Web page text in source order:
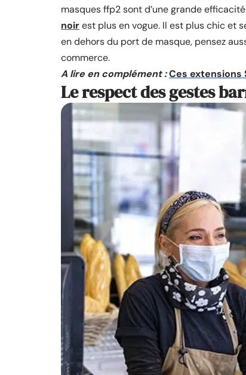
masques ffp2 sont d’une grande
noirest plus en vogue. Il est plus chic et
en dehors du port de masque, pensez
commerce.
A lire en complément :Ces
Le respect des gestes